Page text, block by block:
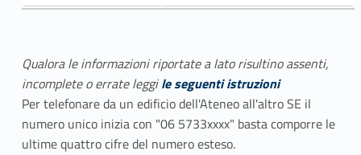
Qualora le informazioni riportate a lato risultino assenti,
incomplete o errate leggile seguenti istruzioni
Per telefonare da un edificio dell'Ateneo all'altro SE il
numero unico inizia con "06 5733xxxx" basta comporre le
ultime quattro cifre del numero esteso.